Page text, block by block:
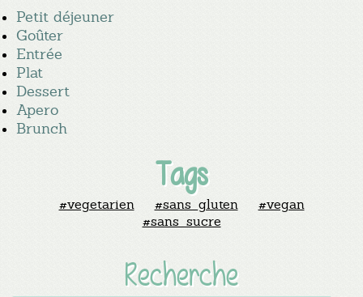
Petit déjeuner
Goûter
Entrée
Plat
Dessert
Apero
Brunch
Tags
#vegetarien #sans_gluten
#vegan
#sans_sucre
Recherche